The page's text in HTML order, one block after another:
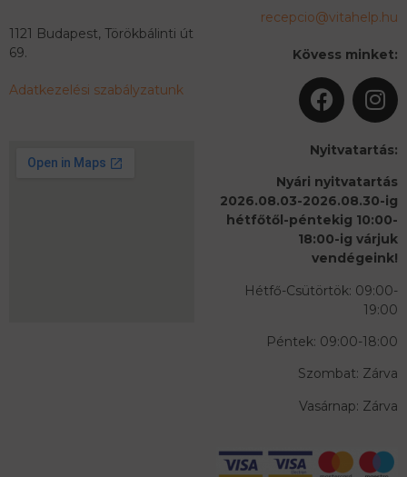
1121 Budapest, Törökbálinti út
69.
Adatkezelési szabályzatunk
recepcio@vitahelp.hu
Kövess minket:
Nyitvatartás:
Nyári nyitvatartás
2026.08.03-2026.08.30-ig
hétfőtől-péntekig 10:00-
18:00-ig várjuk
vendégeink!
Hétfő-Csütörtök: 09:00-
19:00
Péntek: 09:00-18:00
Szombat: Zárva
Vasárnap: Zárva